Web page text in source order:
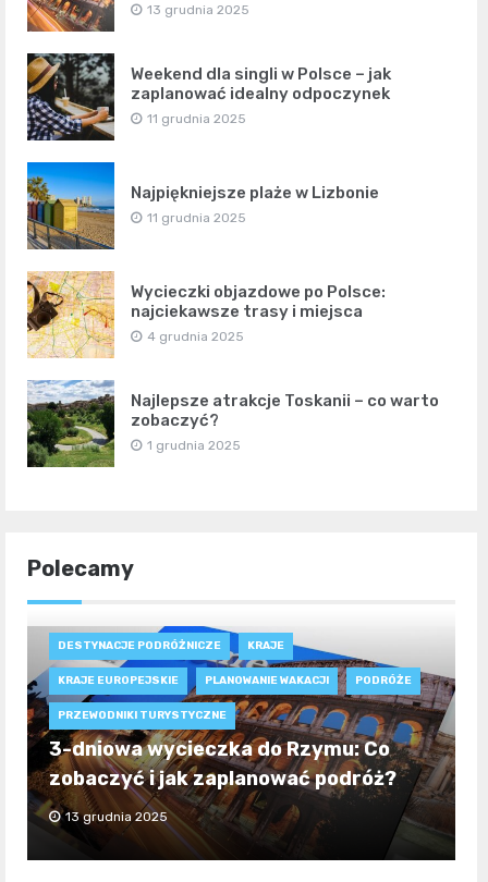
13 grudnia 2025
Weekend dla singli w Polsce – jak
zaplanować idealny odpoczynek
11 grudnia 2025
Najpiękniejsze plaże w Lizbonie
11 grudnia 2025
Wycieczki objazdowe po Polsce:
najciekawsze trasy i miejsca
4 grudnia 2025
Najlepsze atrakcje Toskanii – co warto
zobaczyć?
1 grudnia 2025
Polecamy
DESTYNACJE PODRÓŻNICZE KRAJE
KRAJE EUROPEJSKIE PLANOWANIE WAKACJI PODRÓŻE
PRZEWODNIKI TURYSTYCZNE
3-dniowa wycieczka do Rzymu: Co
zobaczyć i jak zaplanować podróż?
13 grudnia 2025